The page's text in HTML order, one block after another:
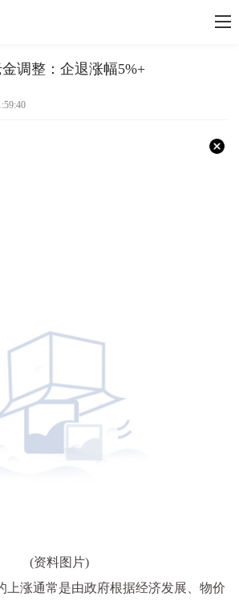
调整：企退涨幅5%+
(资料图片)
上涨通常是由政府根据经济发展、物价